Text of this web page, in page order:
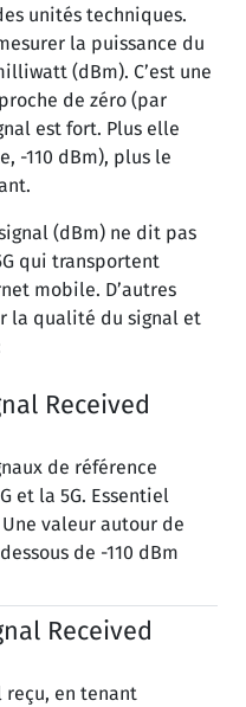
unités techniques.
la puissance du
(dBm). C’est une
de zéro (par
est fort. Plus elle
-110 dBm), plus le
(dBm) ne dit pas
qui transportent
mobile. D’autres
la qualité du signal et
Received
de référence
et la 5G. Essentiel
valeur autour de
de -110 dBm
Received
en tenant